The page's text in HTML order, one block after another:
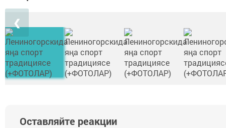
❮
Оставляйте реакции